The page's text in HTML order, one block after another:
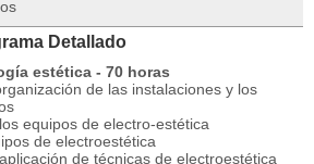
Detallado
estética - 70 horas
de las instalaciones y los
equipos de electro-estética
de electroestética
de técnicas de electroestética